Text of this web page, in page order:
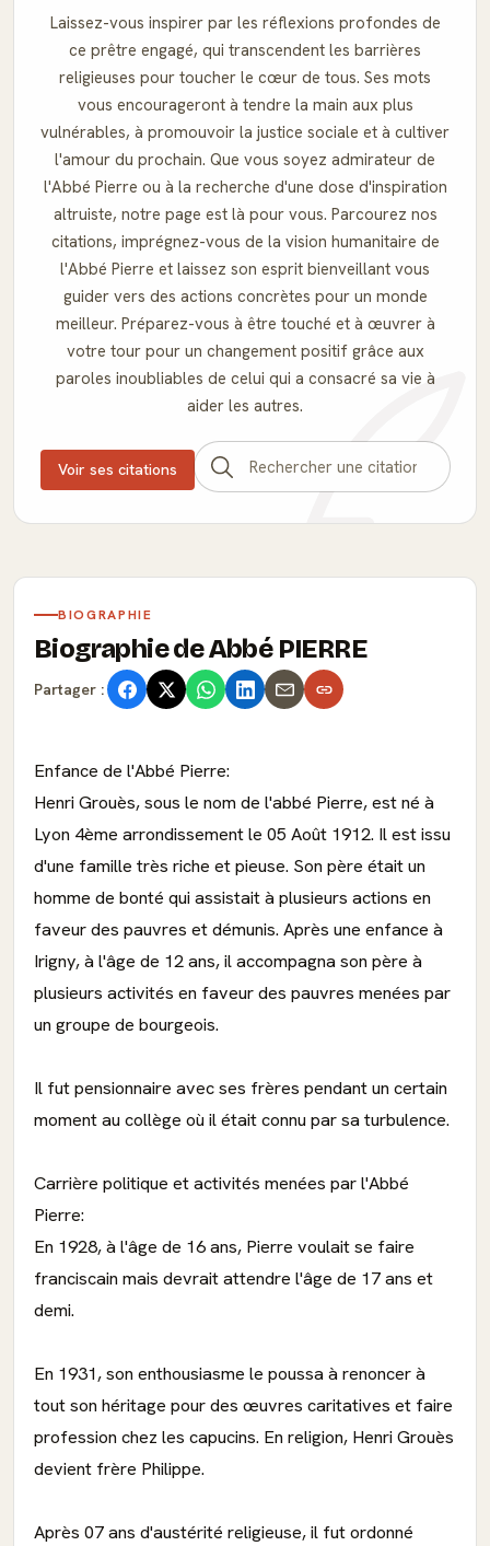
Laissez-vous inspirer par les réflexions profondes de
ce prêtre engagé, qui transcendent les barrières
religieuses pour toucher le cœur de tous. Ses mots
vous encourageront à tendre la main aux plus
vulnérables, à promouvoir la justice sociale et à cultiver
l'amour du prochain. Que vous soyez admirateur de
l'Abbé Pierre ou à la recherche d'une dose d'inspiration
altruiste, notre page est là pour vous. Parcourez nos
citations, imprégnez-vous de la vision humanitaire de
l'Abbé Pierre et laissez son esprit bienveillant vous
guider vers des actions concrètes pour un monde
meilleur. Préparez-vous à être touché et à œuvrer à
votre tour pour un changement positif grâce aux
paroles inoubliables de celui qui a consacré sa vie à
aider les autres.
Voir ses citations
BIOGRAPHIE
Biographie de Abbé PIERRE
Partager :
Enfance de l'Abbé Pierre:
Henri Grouès, sous le nom de l'abbé Pierre, est né à
Lyon 4ème arrondissement le 05 Août 1912. Il est issu
d'une famille très riche et pieuse. Son père était un
homme de bonté qui assistait à plusieurs actions en
faveur des pauvres et démunis. Après une enfance à
Irigny, à l'âge de 12 ans, il accompagna son père à
plusieurs activités en faveur des pauvres menées par
un groupe de bourgeois.
Il fut pensionnaire avec ses frères pendant un certain
moment au collège où il était connu par sa turbulence.
Carrière politique et activités menées par l'Abbé
Pierre:
En 1928, à l'âge de 16 ans, Pierre voulait se faire
franciscain mais devrait attendre l'âge de 17 ans et
demi.
En 1931, son enthousiasme le poussa à renoncer à
tout son héritage pour des œuvres caritatives et faire
profession chez les capucins. En religion, Henri Grouès
devient frère Philippe.
Après 07 ans d'austérité religieuse, il fut ordonné